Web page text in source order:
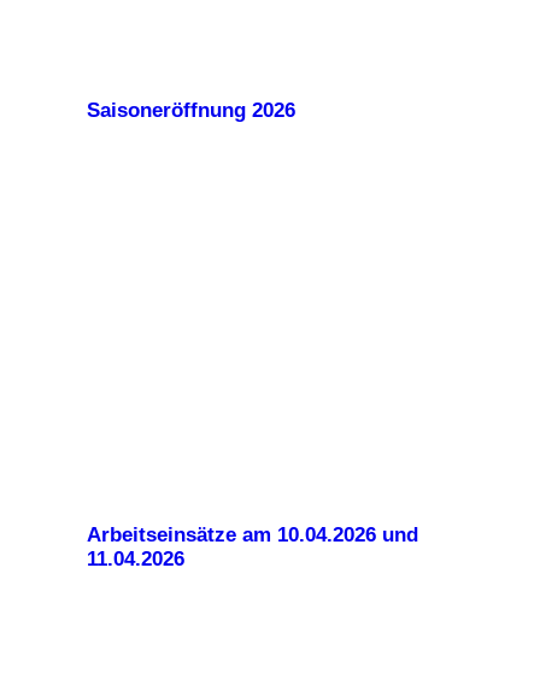
Saisoneröffnung 2026
Arbeitseinsätze am 10.04.2026 und
11.04.2026